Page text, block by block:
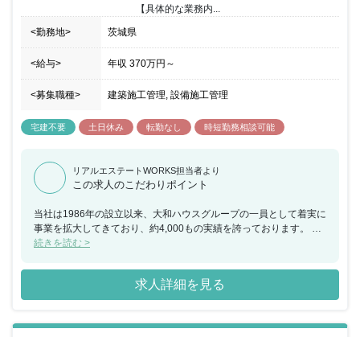
【具体的な業務内...
<勤務地> 茨城県
<給与> 年収 370万円 ～
<募集職種> 建築施工管理, 設備施工管理
宅建不要 土日休み 転勤なし 時短勤務相談可能
リアルエステートWORKS担当者より
この求人のこだわりポイント
当社は1986年の設立以来、大和ハウスグループの一員として着実に
事業を拡大してきており、約4,000もの実績を誇っております。 大
和ハウス工業100％出資子会社である同社は、商業施設デベロッパ
な形態の商業施設をプロデュース出来るのも魅力の一つです。ま
た、地域の人にとっての「衣食住」の重要な拠点を施工・管理でき
るため、お客様が足を運んでいただけることはやりがいとなりま
おり、安心した就業環境に身を置くことができ、年間休日も120日
続きを読む >
求人詳細を見る